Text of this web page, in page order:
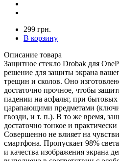
299 грн.
В корзину
Описание товара
Защитное стекло Drobak для
решение для защиты экрана
трещин и сколов. Оно
достаточно прочное, чтобы
падении на асфальт, при
царапающими предметами
гвозди, и т. п.). В то же время,
достаточно тонкое и
Совершенно не влияет на
смартфона. Пропускает 98%
и качества изображения экрана